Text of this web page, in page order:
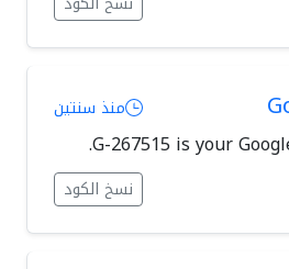
منذ سنتين
G-267515 is your
نسخ الكود